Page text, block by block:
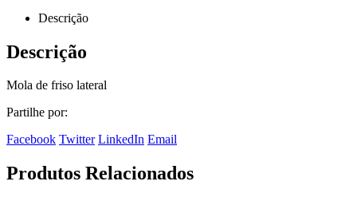
Descrição
Descrição
Mola de friso lateral
Partilhe por:
Facebook Twitter LinkedIn Email
Produtos Relacionados